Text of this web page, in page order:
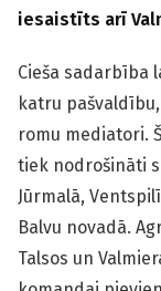
iesaistīts arī
Cieša sadarbība
katru
romu mediatori.
tiek nodrošināti
Jūrmalā,
Balvu novadā.
Talsos un